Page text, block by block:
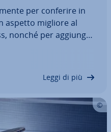
per conferire in
aspetto migliore al
nonché per ag­giun­ge­
di pro­gram­
Leggi di più